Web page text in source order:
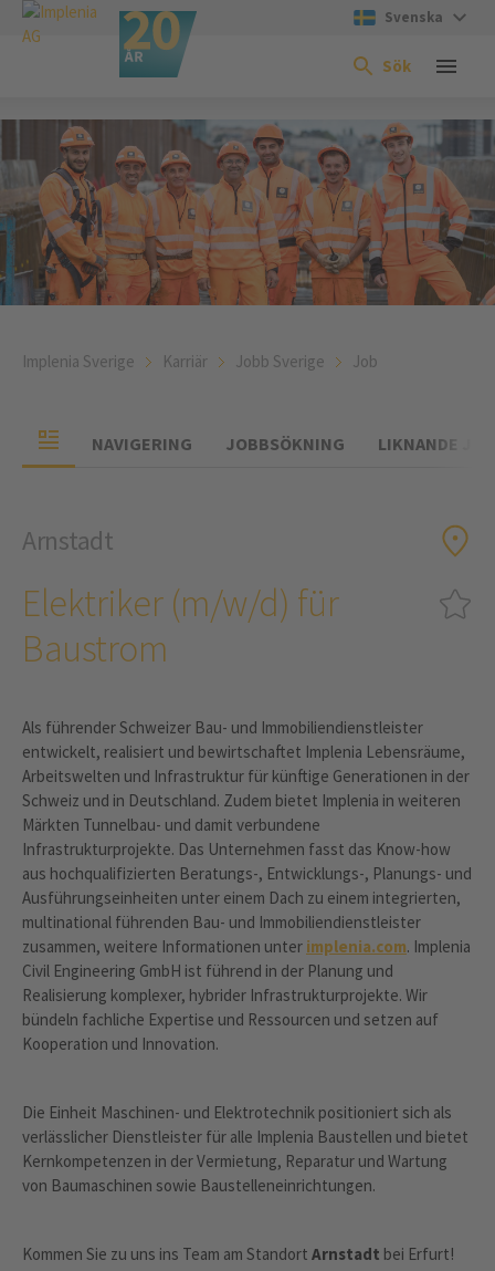
Svenska
Sök
Implenia Sverige Karriär Jobb Sverige Job
NAVIGERING JOBBSÖKNING LIKNANDE
Arnstadt
Elektriker (m/w/d) für
Baustrom
Als führender Schweizer Bau- und Immobiliendienstleister
entwickelt, realisiert und bewirtschaftet Implenia Lebensräume,
Arbeitswelten und Infrastruktur für künftige Generationen in der
Schweiz und in Deutschland. Zudem bietet Implenia in weiteren
Märkten Tunnelbau- und damit verbundene
Infrastrukturprojekte. Das Unternehmen fasst das Know-how
aus hochqualifizierten Beratungs-, Entwicklungs-, Planungs- und
Ausführungseinheiten unter einem Dach zu einem integrierten,
multinational führenden Bau- und Immobiliendienstleister
zusammen, weitere Informationen unter implenia.com. Implenia
Civil Engineering GmbH ist führend in der Planung und
Realisierung komplexer, hybrider Infrastrukturprojekte. Wir
bündeln fachliche Expertise und Ressourcen und setzen auf
Kooperation und Innovation.
Die Einheit Maschinen- und Elektrotechnik positioniert sich als
verlässlicher Dienstleister für alle Implenia Baustellen und bietet
Kernkompetenzen in der Vermietung, Reparatur und Wartung
von Baumaschinen sowie Baustelleneinrichtungen.
Kommen Sie zu uns ins Team am Standort Arnstadt bei Erfurt!